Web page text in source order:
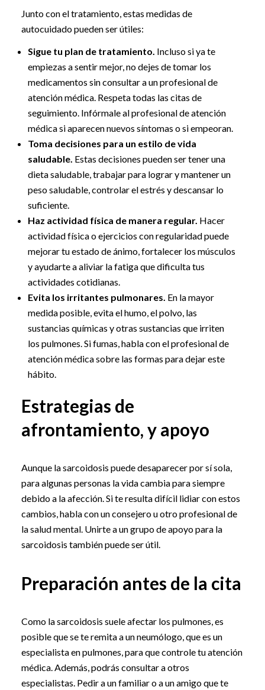
Junto con el tratamiento, estas medidas de
autocuidado pueden ser útiles:
Sigue tu plan de tratamiento. Incluso si ya te
empiezas a sentir mejor, no dejes de tomar los
medicamentos sin consultar a un profesional de
atención médica. Respeta todas las citas de
seguimiento. Infórmale al profesional de atención
médica si aparecen nuevos síntomas o si empeoran.
Toma decisiones para un estilo de vida
saludable. Estas decisiones pueden ser tener una
dieta saludable, trabajar para lograr y mantener un
peso saludable, controlar el estrés y descansar lo
suficiente.
Haz actividad física de manera regular. Hacer
actividad física o ejercicios con regularidad puede
mejorar tu estado de ánimo, fortalecer los músculos
y ayudarte a aliviar la fatiga que dificulta tus
actividades cotidianas.
Evita los irritantes pulmonares. En la mayor
medida posible, evita el humo, el polvo, las
sustancias químicas y otras sustancias que irriten
los pulmones. Si fumas, habla con el profesional de
atención médica sobre las formas para dejar este
hábito.
Estrategias de
afrontamiento, y apoyo
Aunque la sarcoidosis puede desaparecer por sí sola,
para algunas personas la vida cambia para siempre
debido a la afección. Si te resulta difícil lidiar con estos
cambios, habla con un consejero u otro profesional de
la salud mental. Unirte a un grupo de apoyo para la
sarcoidosis también puede ser útil.
Preparación antes de la cita
Como la sarcoidosis suele afectar los pulmones, es
posible que se te remita a un neumólogo, que es un
especialista en pulmones, para que controle tu atención
médica. Además, podrás consultar a otros
especialistas. Pedir a un familiar o a un amigo que te